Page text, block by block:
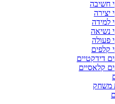
חשיבה
יצירה
למידה
נשיאה
פעולה
קלפים
דידקטיים
קלאסיים
משחק